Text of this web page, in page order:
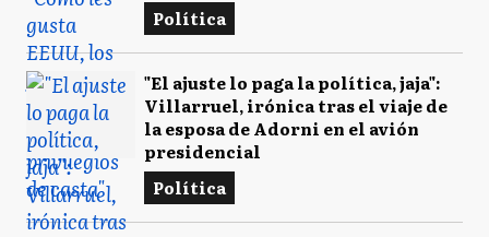
Política
"El ajuste lo paga la política, jaja":
Villarruel, irónica tras el viaje de
la esposa de Adorni en el avión
presidencial
Política